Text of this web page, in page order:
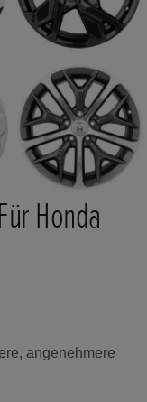
Honda
angenehmere